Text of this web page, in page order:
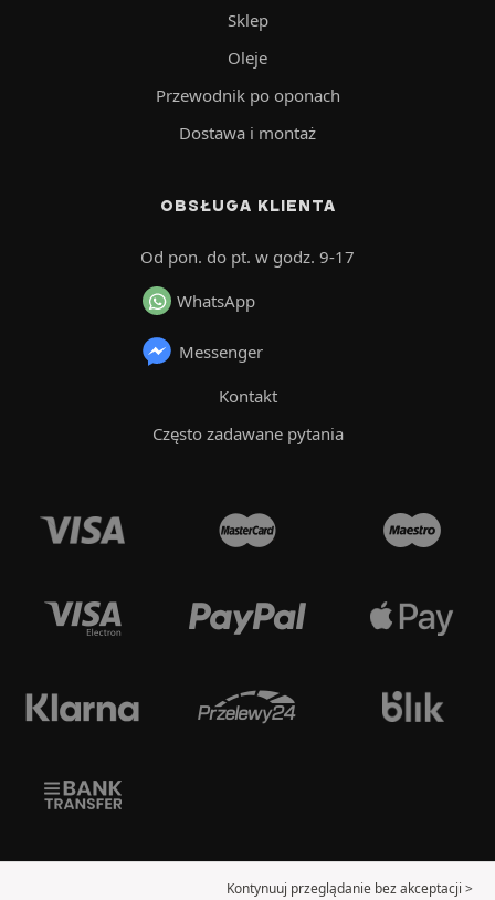
Sklep
Oleje
Przewodnik po oponach
Dostawa i montaż
OBSŁUGA KLIENTA
Od pon. do pt. w godz. 9-17
WhatsApp
Messenger
Kontakt
Często zadawane pytania
Kontynuuj przeglądanie bez akceptacji >